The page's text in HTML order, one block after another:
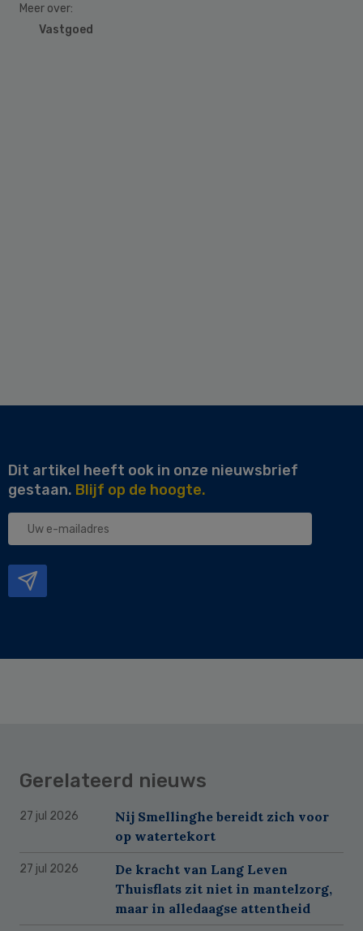
Meer over:
Vastgoed
Dit artikel heeft ook in onze nieuwsbrief
gestaan. Blijf op de hoogte.
Uw
Gerelateerd nieuws
27 jul 2026
Nij Smellinghe bereidt zich voor
op watertekort
27 jul 2026
De kracht van Lang Leven
Thuisflats zit niet in mantelzorg,
maar in alledaagse attentheid